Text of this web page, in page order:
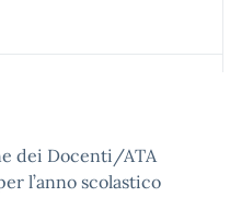
dei Docenti/ATA
l’anno scolastico